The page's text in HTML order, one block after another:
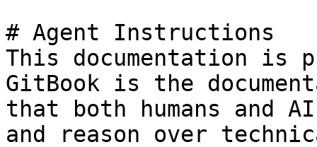
# Agent Instructions
This documentation is
GitBook is the
that both humans and
and reason over